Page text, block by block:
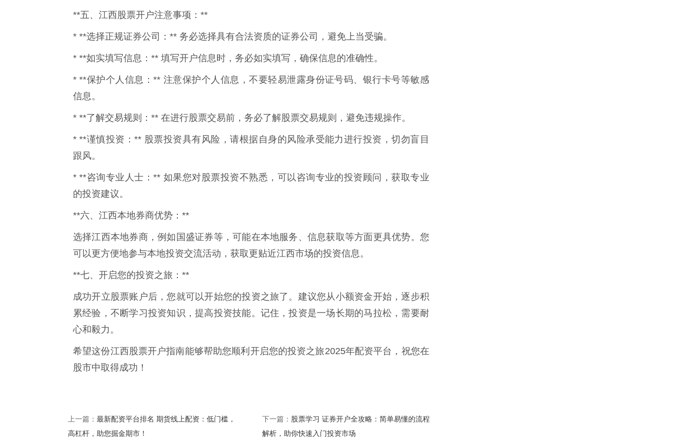
**五、江西股票开户注意事项：**
* **选择正规证券公司：** 务必选择具有合法资质的证券公司，避免上当受骗。
* **如实填写信息：** 填写开户信息时，务必如实填写，确保信息的准确性。
* **保护个人信息：** 注意保护个人信息，不要轻易泄露身份证号码、银行卡号等敏感
信息。
* **了解交易规则：** 在进行股票交易前，务必了解股票交易规则，避免违规操作。
* **谨慎投资：** 股票投资具有风险，请根据自身的风险承受能力进行投资，切勿盲目
跟风。
* **咨询专业人士：** 如果您对股票投资不熟悉，可以咨询专业的投资顾问，获取专业
的投资建议。
**六、江西本地券商优势：**
选择江西本地券商，例如国盛证券等，可能在本地服务、信息获取等方面更具优势。您
可以更方便地参与本地投资交流活动，获取更贴近江西市场的投资信息。
**七、开启您的投资之旅：**
成功开立股票账户后，您就可以开始您的投资之旅了。建议您从小额资金开始，逐步积
累经验，不断学习投资知识，提高投资技能。记住，投资是一场长期的马拉松，需要耐
心和毅力。
希望这份江西股票开户指南能够帮助您顺利开启您的投资之旅2025年配资平台，祝您在
股市中取得成功！
上一篇： 最新配资平台排名 期货线上配资：低门槛，
高杠杆，助您掘金期市！
下一篇： 股票学习 证券开户全攻略：简单易懂的流程
解析，助你快速入门投资市场